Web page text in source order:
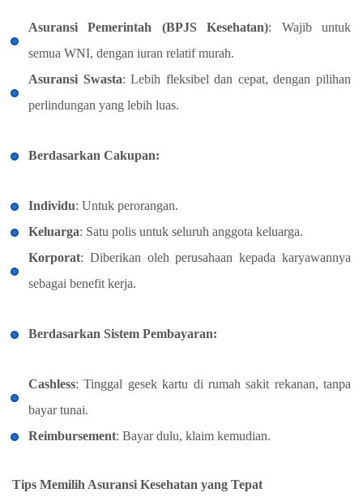
Asuransi Pemerintah (BPJS Kesehatan): Wajib untuk
semua WNI, dengan iuran relatif murah.
Asuransi Swasta: Lebih fleksibel dan cepat, dengan pilihan
perlindungan yang lebih luas.
Berdasarkan Cakupan:
Individu: Untuk perorangan.
Keluarga: Satu polis untuk seluruh anggota keluarga.
Korporat: Diberikan oleh perusahaan kepada karyawannya
sebagai benefit kerja.
Berdasarkan Sistem Pembayaran:
Cashless: Tinggal gesek kartu di rumah sakit rekanan, tanpa
bayar tunai.
Reimbursement: Bayar dulu, klaim kemudian.
Tips Memilih Asuransi Kesehatan yang Tepat